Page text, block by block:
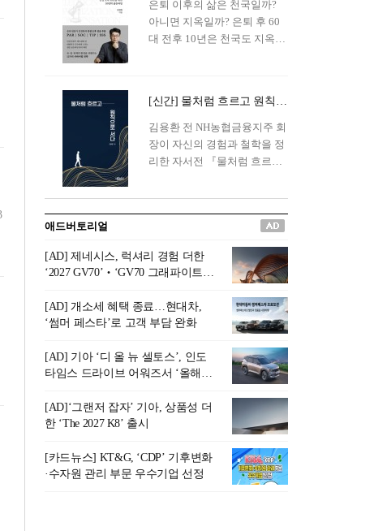
은퇴 이후의 삶은 천국일까?
아니면 지옥일까? 은퇴 후 60
대 전후 10년은 천국도 지옥도
은퇴 설계를 가이드해 온 김경
록 옵투스자산운용의 고문이
신간 『은퇴연옥』을 내놓았
다.단테는 지옥을 '모든 희망을
록 고문은 새로운 시각을 제시
0년의 과도기는 지옥이 아니라
정화와 성장의 공간인 ‘은퇴연
옥(Purgatory)’이라는 것이다.
연옥은 고통스럽지만 끝이 있
으며, 준비를 통해 천국으로 나
아갈 수 있는 희망의 장소라고
말한
[신간] 물처럼 흐르고 원칙으로 서다…김용환의 통찰을 담다
김용환 전 NH농협금융지주 회
장이 자신의 경험과 철학을 정
리한 자서전 『물처럼 흐르고
통 관료 출신으로 한국 금융의
주요 변곡점마다 중요한 역할
을 하고 금융 경영인으로서 큰
족적을 남긴 김 전 회장이 후배
세대에게 전하는 삶의 조언을
담은 인생 노트다.『물처럼 흐
르고 원칙으로 서다』는 단순
한 자서전을 넘어, 실패를 두려
워하지 않는 용기와 자신에 대
한 믿음이 어떻게 삶을 풍요롭
게 만드는지를 보여주는 지혜
의 보고로 평가된다.김용환 전
회장은 “인생의 목표가 크더라
도 조급해하지 말고 작은 것부
터 하나 하나 성취해 나가
라”고 조언한다. 뼈아픈 실패
조차 성공의 뼈대가 된다는 긍
애드버토리얼
[AD] 제네시스, 럭셔리 경험 더한
‘2027 GV70’‧‘GV70 그래파이트’
[AD] 개소세 혜택 종료…현대차,
‘썸머 페스타’로 고객 부담 완화
[AD] 기아 ‘디 올 뉴 셀토스’, 인도
타임스 드라이브 어워즈서 ‘올해의
[AD]‘그랜저 잡자’ 기아, 상품성 더
한 ‘The 2027 K8’ 출시
[카드뉴스] KT&G, ‘CDP’ 기후변화
·수자원 관리 부문 우수기업 선정